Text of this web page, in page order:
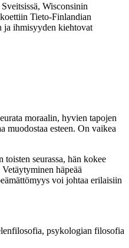
Wisconsinin
koettiin Tieto-Finlandian
ja ihmisyyden kiehtovat
moraalin, hyvien tapojen
muodostaa esteen. On vaikea
seurassa, hän kokee
häpeää
voi johtaa erilaisiin
psykologian filosofia